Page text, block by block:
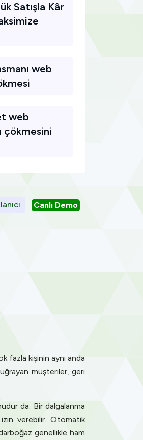
Satışla Kâr
web
web
çökmesini
Canlı Demo
fazla kişinin aynı anda
müşteriler, geri
da. Bir dalgalanma
verebilir. Otomatik
genellikle ham